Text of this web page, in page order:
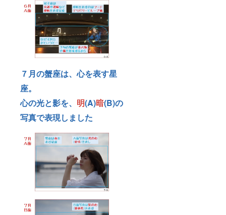
７月の蟹座は、心を表す星
座。
心の光と影を、 明(A)暗(B)の
写真で表現しました